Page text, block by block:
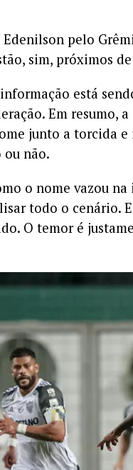
pelo
sim, próximos
está
Em resumo,
junto a torcida
ou não.
o nome vazou
todo o cenário.
O temor é